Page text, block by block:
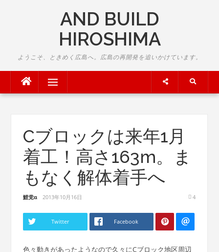
AND BUILD
HIROSHIMA
ようこそ、ときめく広島へ。広島の再開発を追いかけています。
Menu
Cブロックは来年1月
着工！高さ163m。ま
もなく解体着手へ
鯉党α 2013年10月16日 4
Twitter Facebook
色々動きがあったようなので久々にCブロック地区周辺